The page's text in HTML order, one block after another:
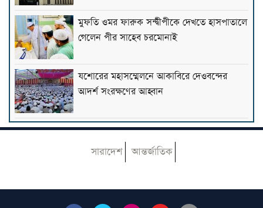
মুফতি ওমর ফারুক সন্দ্বীপীকে দেখতে হাসপাতালে
গেলেন পীর সাহেব চরমোনাই
যশোরের মহাসম্মেলনে আকাবিরে দেওবন্দের
আদর্শ সংরক্ষণের আহ্বান
‘ইমাম-খতিব ও আলেম-ওলামারাই ন্যায়ভিত্তিক
সমাজ গঠনের মূল শক্তি’
সারাদেশ আন্তর্জাতিক